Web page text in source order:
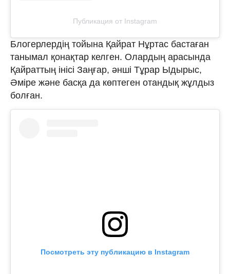
Публикация от Instagram
Блогерлердің тойына Қайрат Нұртас бастаған
танымал қонақтар келген. Олардың арасында
Қайраттың інісі Заңғар, әнші Тұрар Ыдырыс,
Әміре және басқа да көптеген отандық жұлдыз
болған.
Посмотреть эту публикацию в Instagram